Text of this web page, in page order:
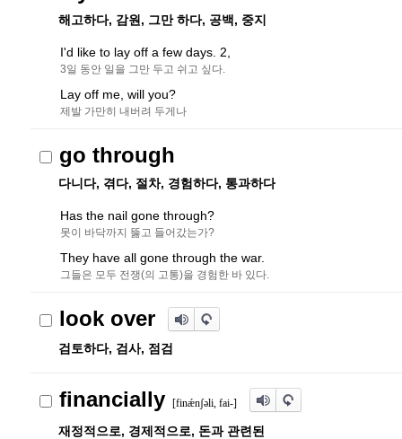
해고하다, 감원, 그만 하다, 공백, 중지
I'd like to lay off a few days. 2,
3일 동안 일을 그만 두고 쉬고 싶다.
Lay off me, will you?
제발 가만히 내버려 두게나
go through
다니다, 겪다, 절차, 경험하다, 통과하다
Has the nail gone through?
못이 바닥까지 뚫고 들어갔는가?
They have all gone through the war.
그들은 모두 전쟁(의 고통)을 경험한 바 있다.
look over
검토하다, 검사, 점검
financially [finǽnʃəli, fai-]
재정적으로, 경제적으로, 돈과 관련된